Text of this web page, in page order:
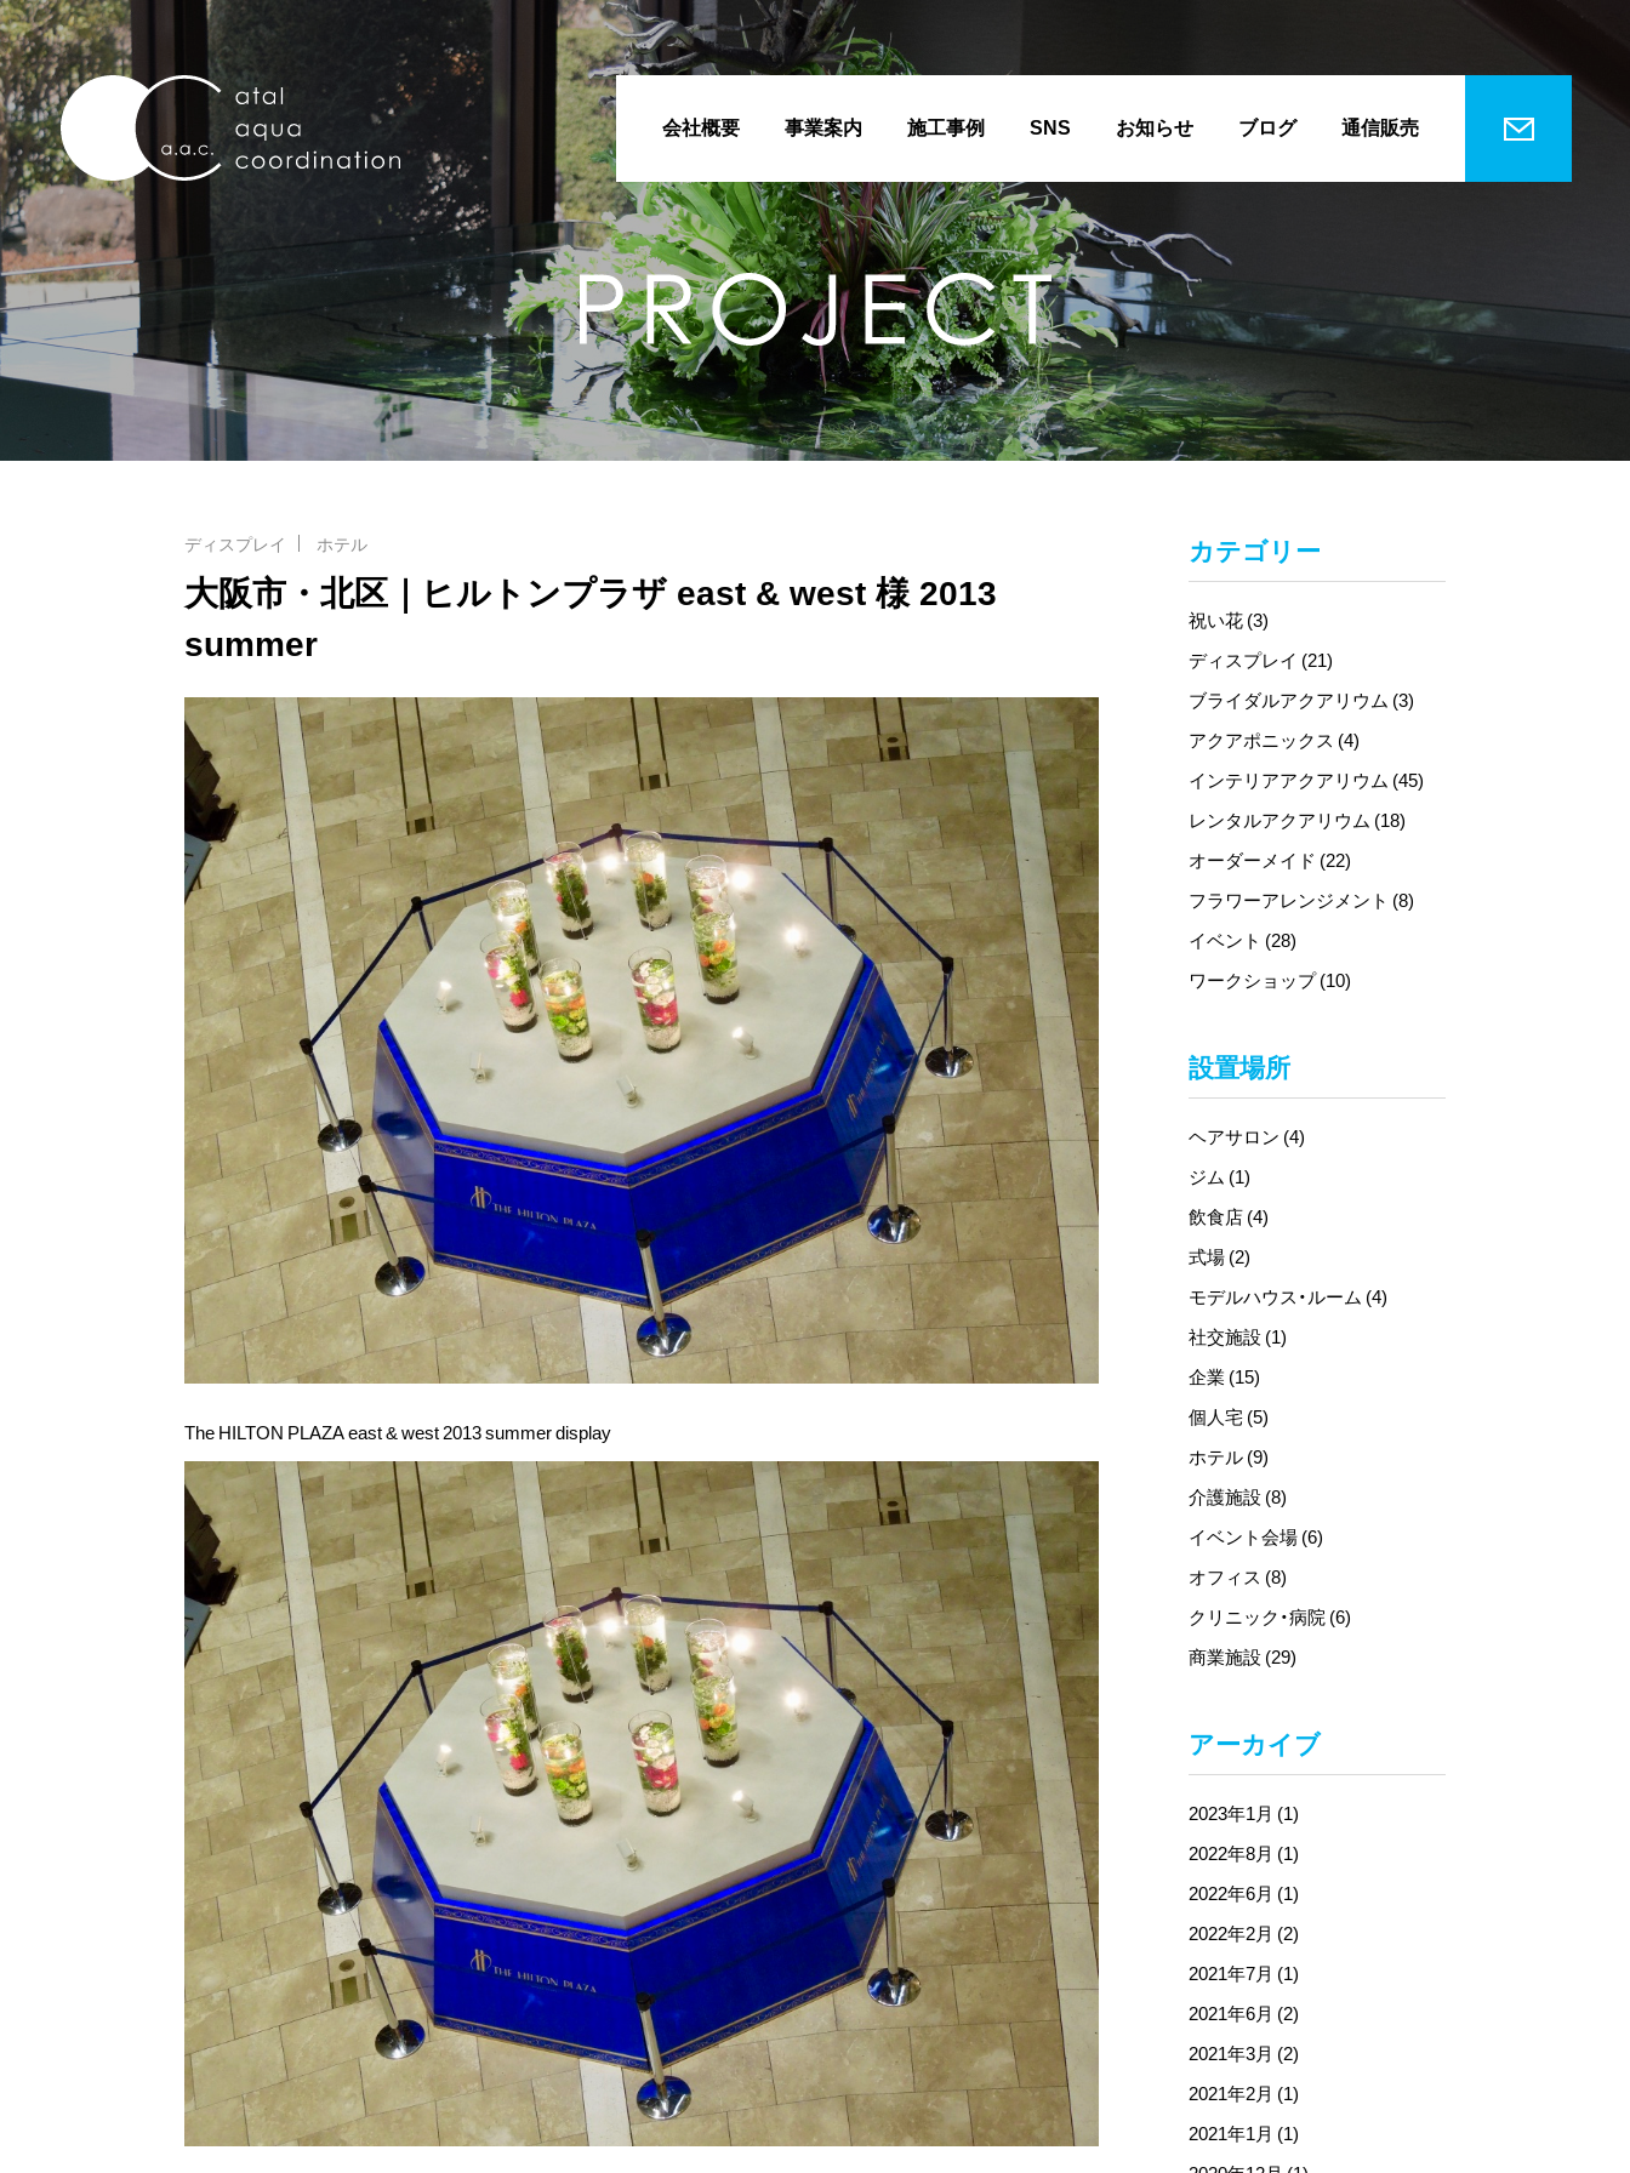
会社概要 事業案内 施工事例 SNS お知らせ ブログ 通信販売
ディスプレイ ホテル
大阪市・北区｜ヒルトンプラザ east & west 様 2013
summer
The HILTON PLAZA east & west 2013 summer display
カテゴリー
祝い花 (3)
ディスプレイ (21)
ブライダルアクアリウム (3)
アクアポニックス (4)
インテリアアクアリウム (45)
レンタルアクアリウム (18)
オーダーメイド (22)
フラワーアレンジメント (8)
イベント (28)
ワークショップ (10)
設置場所
ヘアサロン (4)
ジム (1)
飲食店 (4)
式場 (2)
モデルハウス・ルーム (4)
社交施設 (1)
企業 (15)
個人宅 (5)
ホテル (9)
介護施設 (8)
イベント会場 (6)
オフィス (8)
クリニック・病院 (6)
商業施設 (29)
アーカイブ
2023年1月 (1)
2022年8月 (1)
2022年6月 (1)
2022年2月 (2)
2021年7月 (1)
2021年6月 (2)
2021年3月 (2)
2021年2月 (1)
2021年1月 (1)